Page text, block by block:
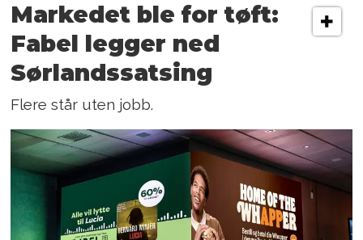
Markedet ble for tøft:
Fabel legger ned
Sørlandssatsing
Flere står uten jobb.